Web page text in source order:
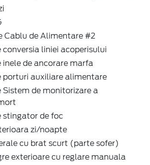
Cablu de Alimentare #2
conversia liniei acoperisului
inele de ancorare marfa
porturi auxiliare alimentare
Sistem de monitorizare a
stingator de foc
zi/noapte
cu brat scurt (parte sofer)
exterioare cu reglare manuala